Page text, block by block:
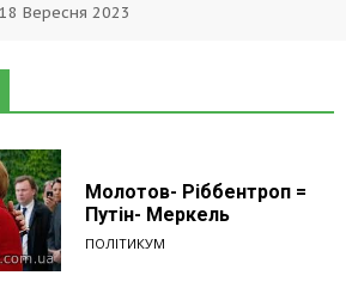
18 Вересня 2023
Молотов- Ріббентроп =
Путін- Меркель
ПОЛІТИКУМ